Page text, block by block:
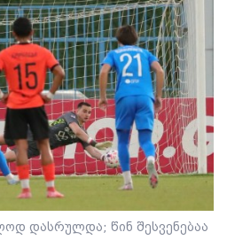
დასრულდა; წინ შესვენებაა